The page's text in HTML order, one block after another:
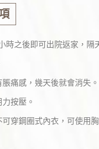
時之後即可出院返家，隔
痛感，幾天後就會消失
按壓。
可穿鋼圈式內衣，可使用